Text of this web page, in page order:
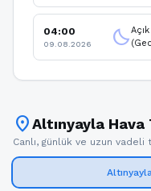
04:00
09.08.2026 clear_nightAçık
location_onAltınyayla
Canlı, günlük ve uzun vadeli